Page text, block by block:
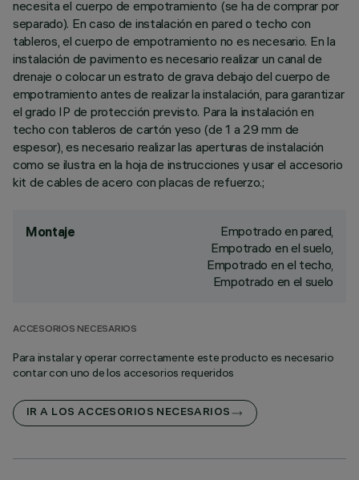
necesita el cuerpo de empotramiento (se ha de comprar por
separado). En caso de instalación en pared o techo con
tableros, el cuerpo de empotramiento no es necesario. En la
instalación de pavimento es necesario realizar un canal de
drenaje o colocar un estrato de grava debajo del cuerpo de
empotramiento antes de realizar la instalación, para garantizar
el grado IP de protección previsto. Para la instalación en
techo con tableros de cartón yeso (de 1 a 29 mm de
espesor), es necesario realizar las aperturas de instalación
como se ilustra en la hoja de instrucciones y usar el accesorio
kit de cables de acero con placas de refuerzo.;
Montaje
Empotrado en pared,
Empotrado en el suelo,
Empotrado en el techo,
Empotrado en el suelo
ACCESORIOS NECESARIOS
Para instalar y operar correctamente este producto es necesario
contar con uno de los accesorios requeridos
IR A LOS ACCESORIOS NECESARIOS